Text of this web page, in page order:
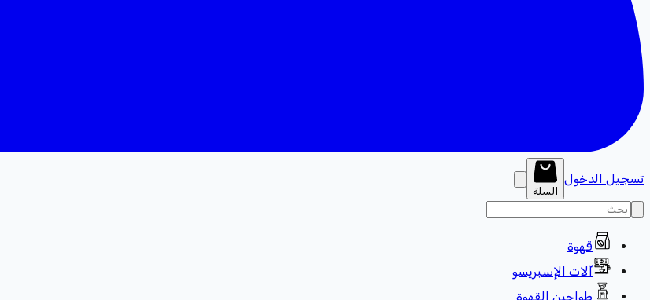
تسجيل الدخول
السلة
قهوة
آلات الإسبريسو
طواحين القهوة